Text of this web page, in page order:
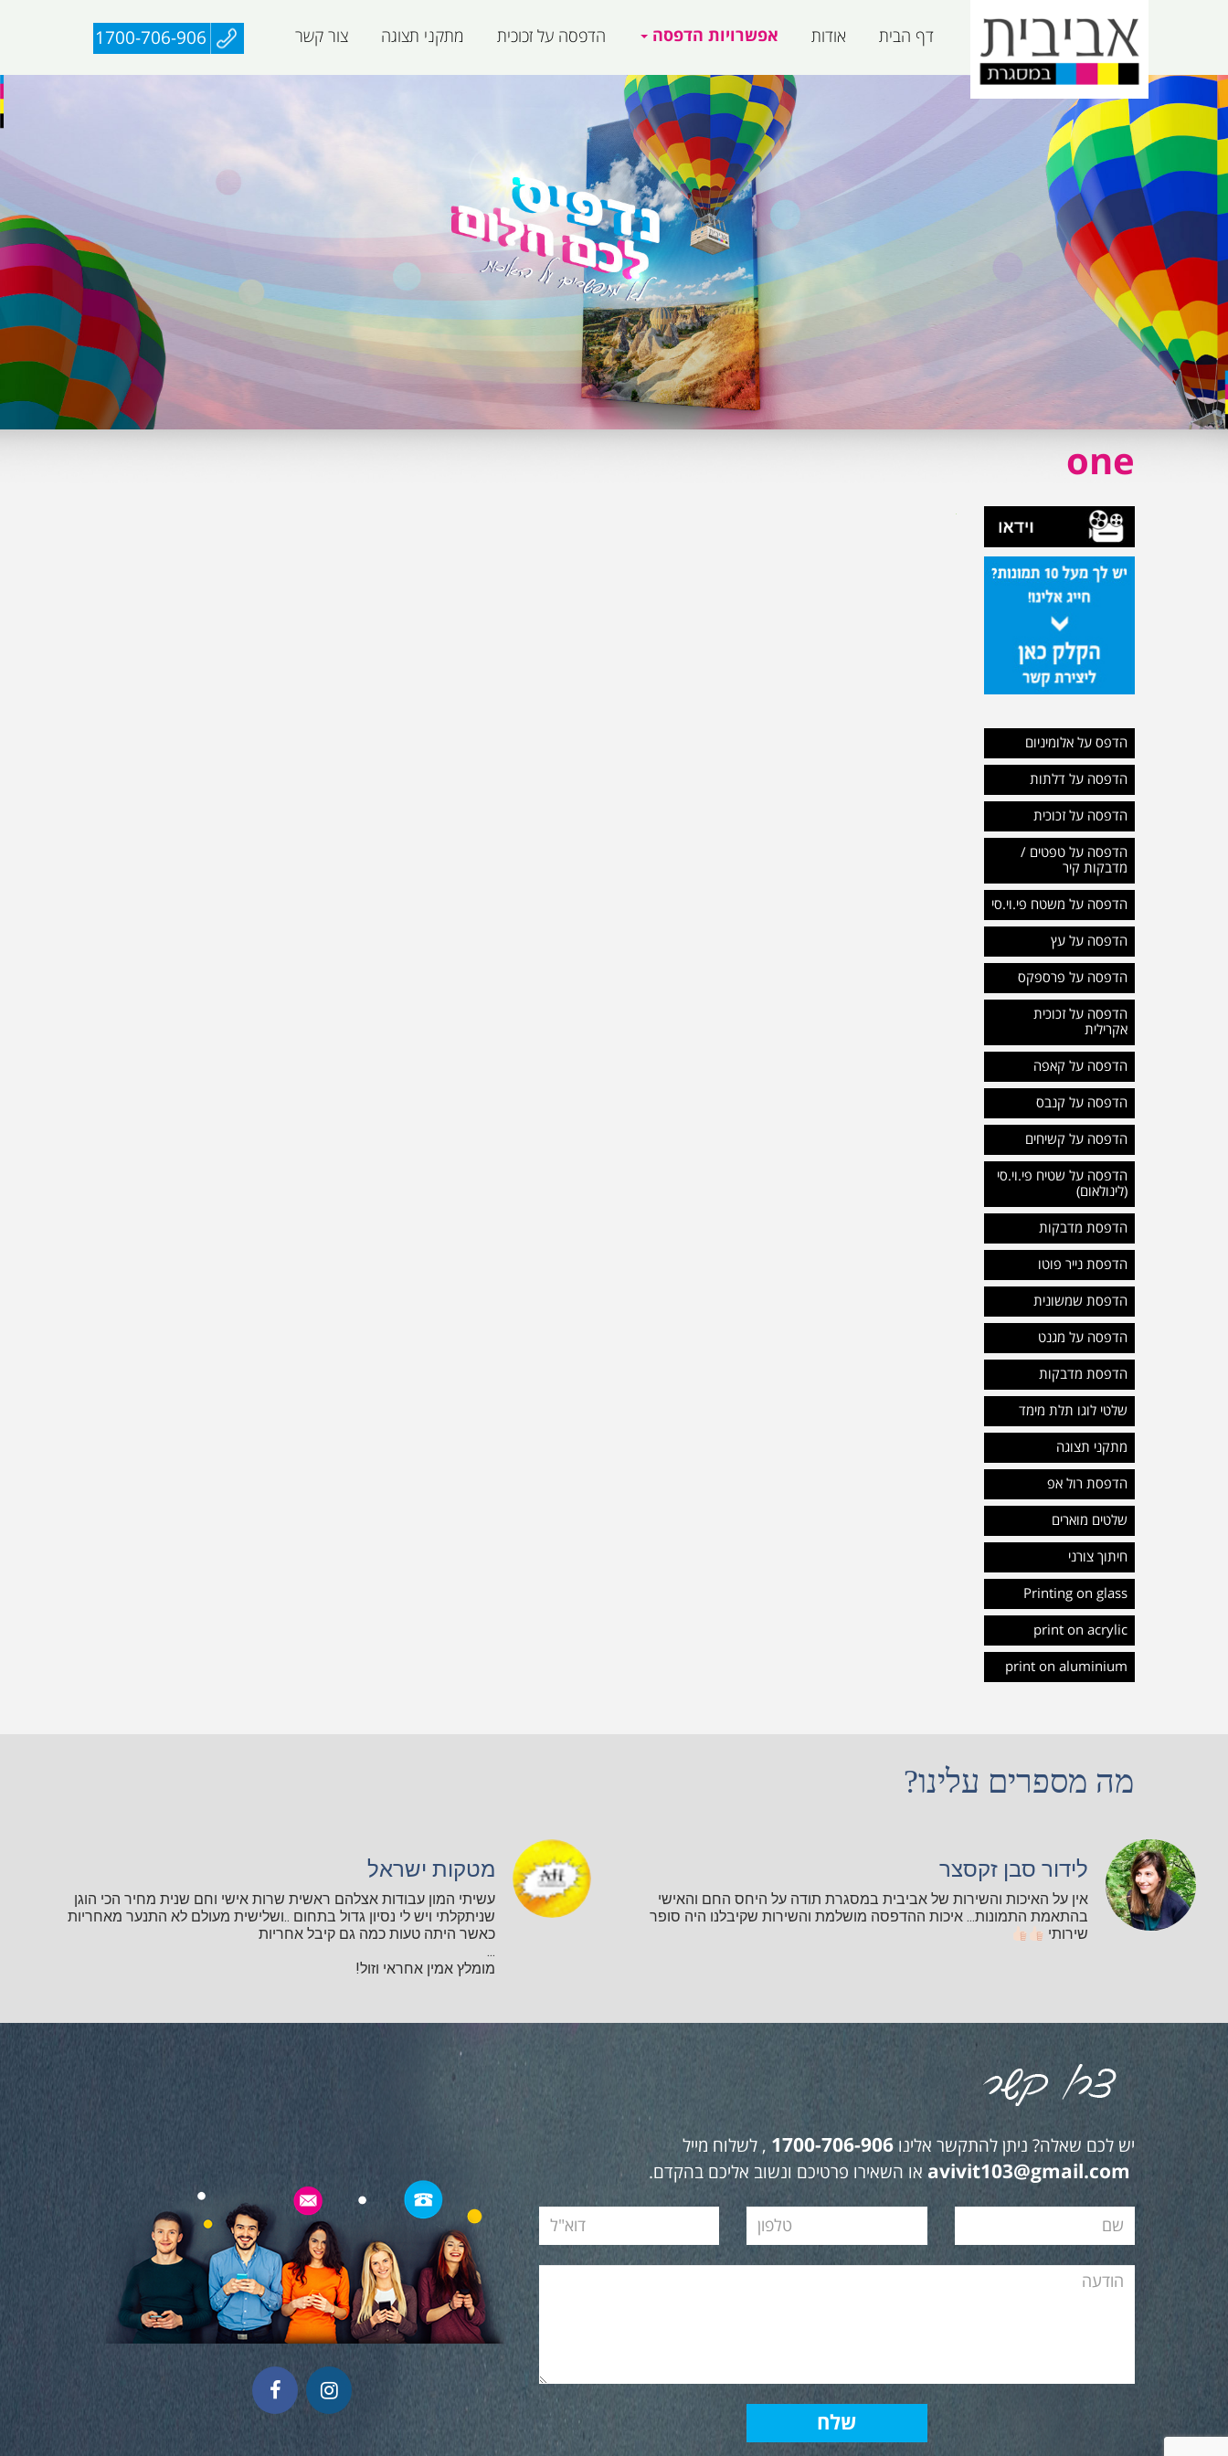
1700-706-906 דף הבית אודות אפשרויות הדפסה הדפסה על זכוכית מתקני תצוגה צור קשר
one
הדפס על אלומיניום
הדפסה על דלתות
הדפסה על זכוכית
הדפסה על טפטים /
מדבקות קיר
הדפסה על משטח פי.וי.סי
הדפסה על עץ
הדפסה על פרספקס
הדפסה על זכוכית
אקרילית
הדפסה על קאפה
הדפסה על קנבס
הדפסה על קשיחים
הדפסה על שטיח פי.וי.סי
(לינולאום)
הדפסת מדבקות
הדפסת נייר פוטו
הדפסת שמשונית
הדפסה על מגנט
הדפסת מדבקות
שלטי לוגו תלת מימד
מתקני תצוגה
הדפסת רול אפ
שלטים מוארים
חיתוך צורני
Printing on glass
print on acrylic
print on aluminium
מה מספרים עלינו?
לידור סבן זקסצר
אין על האיכות והשירות של אביבית במסגרת תודה על היחס החם והאישי
בהתאמת התמונות... איכות ההדפסה מושלמת והשירות שקיבלנו היה סופר
שירותי
מטקות ישראל
עשיתי המון עבודות אצלהם ראשית שרות אישי וחם שנית מחיר הכי הוגן
שניתקלתי ויש לי נסיון גדול בתחום ..ושלישית מעולם לא התנער מאחריות
כאשר היתה טעות כמה גם קיבל אחריות
...
מומלץ אמין אחראי וזול!
יש לכם שאלה? ניתן להתקשר אלינו 1700-706-906 , לשלוח מייל
avivit103@gmail.com או השאירו פרטיכם ונשוב אליכם בהקדם.